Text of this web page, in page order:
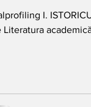
I.
Literatura